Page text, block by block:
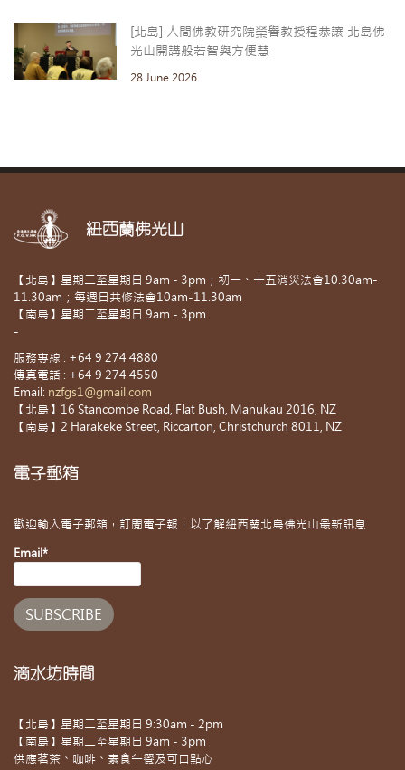
[北島] 人間佛教研究院榮譽教授程恭讓 北島佛
光山開講般若智與方便慧
28 June 2026
紐西蘭佛光山
【北島】星期二至星期日 9am - 3pm；初一、十五消災法會10.30am-
11.30am；每週日共修法會10am-11.30am
【南島】星期二至星期日 9am - 3pm
-
服務專線 : +64 9 274 4880
傳真電話 : +64 9 274 4550
Email: nzfgs1@gmail.com
【北島】16 Stancombe Road, Flat Bush, Manukau 2016, NZ
【南島】2 Harakeke Street, Riccarton, Christchurch 8011, NZ
電子郵箱
歡迎輸入電子郵箱，訂閱電子報，以了解紐西蘭北島佛光山最新訊息
Email*
滴水坊時間
【北島】星期二至星期日 9:30am - 2pm
【南島】星期二至星期日 9am - 3pm
供應茗茶、咖啡、素食午餐及可口點心